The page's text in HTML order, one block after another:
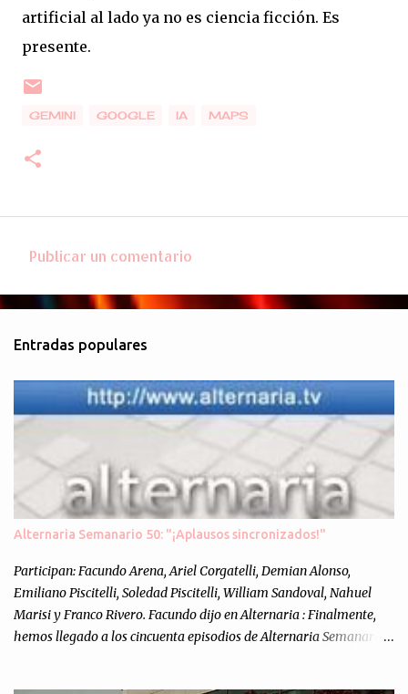
artificial al lado ya no es ciencia ficción. Es
presente.
GEMINI GOOGLE IA MAPS
o
e
n
t
o
s
Publicar un comentario
Entradas populares
Alternaria Semanario 50: "¡Aplausos sincronizados!"
Participan: Facundo Arena, Ariel Corgatelli, Demian Alonso,
Emiliano Piscitelli, Soledad Piscitelli, William Sandoval, Nahuel
Marisi y Franco Rivero. Facundo dijo en Alternaria : Finalmente,
hemos llegado a los cincuenta episodios de Alternaria Semanario.